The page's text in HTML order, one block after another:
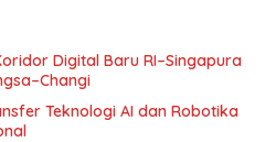
Digital Baru RI–Singapura
Teknologi AI dan Robotika